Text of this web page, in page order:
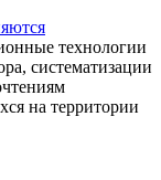
технологии
систематизации
на территории